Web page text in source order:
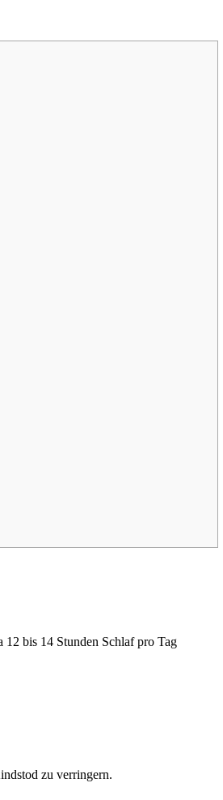
12 bis 14 Stunden Schlaf pro Tag
zu verringern.